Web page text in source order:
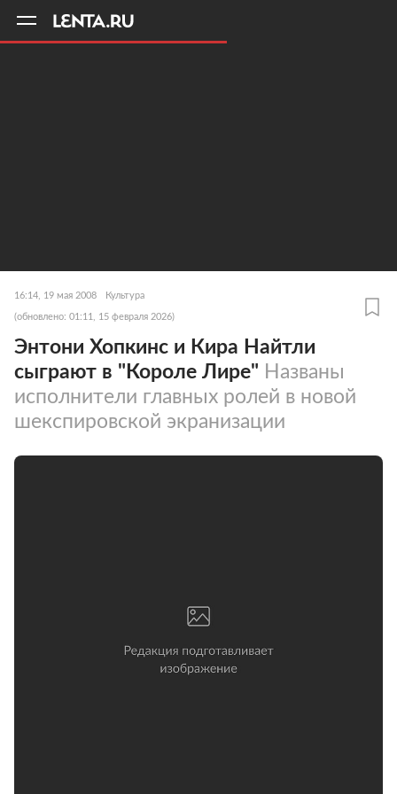
16:14, 19 мая 2008 Культура
(обновлено: 01:11, 15 февраля 2026)
Энтони Хопкинс и Кира Найтли
сыграют в "Короле Лире" Названы
исполнители главных ролей в новой
шекспировской экранизации